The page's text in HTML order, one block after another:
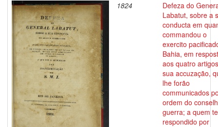
1824
Defeza do
Labatut, sobre a
conducta em
commandou o
exercito
Bahia, em
aos quatro
sua accuzação,
lhe forão
communicados
ordem do
guerra; a quem
respondido por